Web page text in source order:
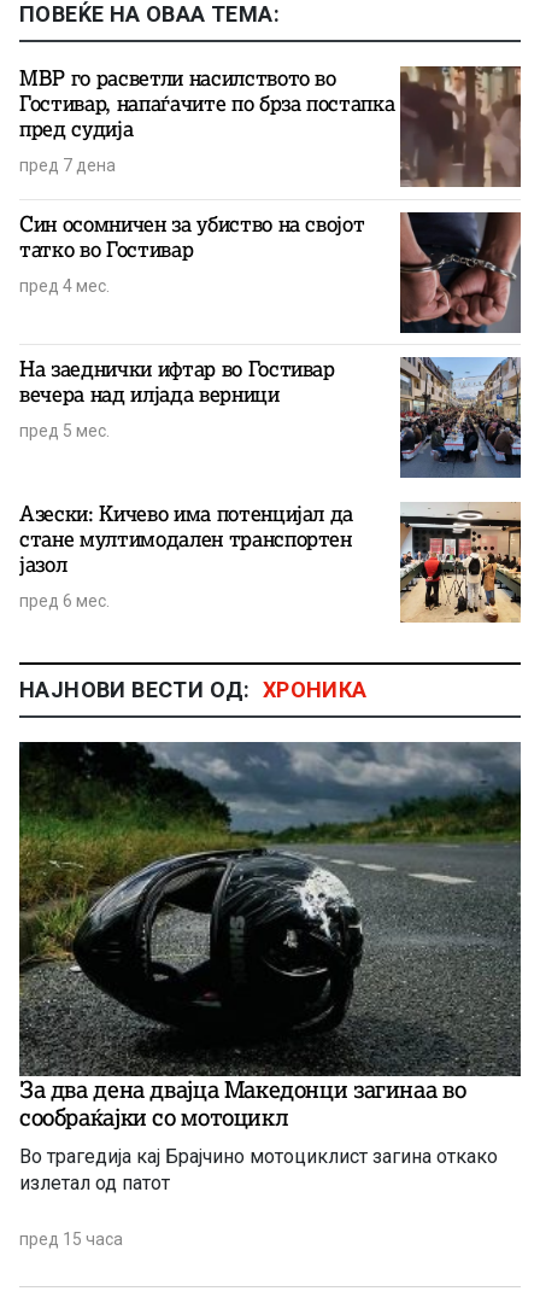
ПОВЕЌЕ НА ОВАА ТЕМА:
МВР го расветли насилството во
Гостивар, напаѓачите по брза постапка
пред судија
пред 7 дена
Син осомничен за убиство на својот
татко во Гостивар
пред 4 мес.
На заеднички ифтар во Гостивар
вечера над илјада верници
пред 5 мес.
Азески: Кичево има потенцијал да
стане мултимодален транспортен
јазол
пред 6 мес.
НАЈНОВИ ВЕСТИ ОД: ХРОНИКА
За два дена двајца Македонци загинаа во
сообраќајки со мотоцикл
Во трагедија кај Брајчино мотоциклист загина откако
излетал од патот
пред 15 часа